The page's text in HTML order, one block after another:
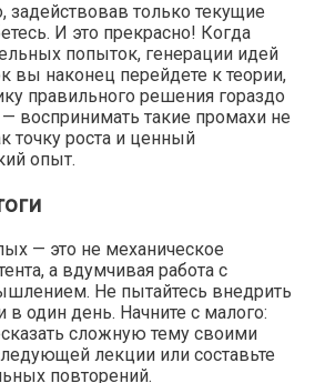
задействовав только текущие
И это прекрасно! Когда
попыток, генерации идей
вы наконец перейдете к теории,
правильного решения гораздо
воспринимать такие промахи не
точку роста и ценный
опыт.
— это не механическое
а вдумчивая работа с
Не пытайтесь внедрить
в один день. Начните с малого:
сложную тему своими
лекции или составьте
повторений.